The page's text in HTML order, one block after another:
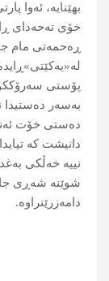
بھێنایە، ئەوا
خۆی تەحەدای
ڕەحمەتی مام
پۆستی
بەسەر دەستیدا
دەستی خۆت
دانیشت کە
نییە خەڵکی
شوێنە شەڕی
دامەزرێنراوە.